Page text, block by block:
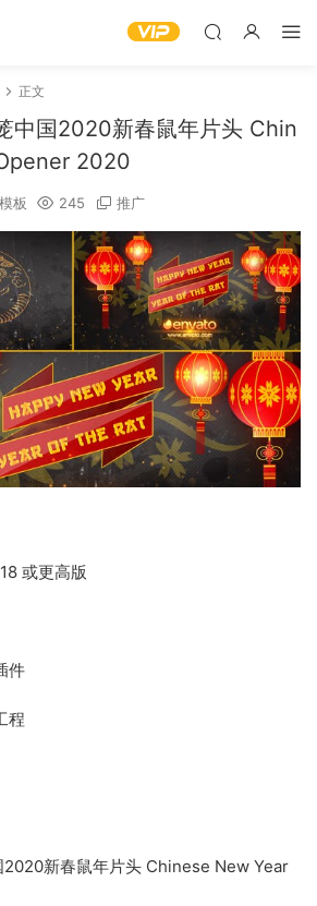
正文
中国2020新春鼠年片头 Chin
2020
板 245 推广
或更高版
件
程
新春鼠年片头 Chinese New Year